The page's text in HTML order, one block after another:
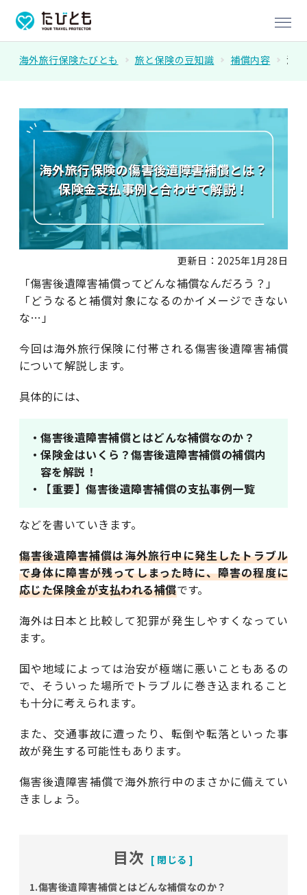
海外旅行保険たびとも 旅と保険の豆知識 補償内容 海
海外旅行保険の傷害後遺障害補償とは？
保険金支払事例と合わせて解説！
更新日：2025年1月28日
「傷害後遺障害補償ってどんな補償なんだろう？」
「どうなると補償対象になるのかイメージできない
な…」
今回は海外旅行保険に付帯される傷害後遺障害補償
について解説します。
具体的には、
・傷害後遺障害補償とはどんな補償なのか？
・保険金はいくら？傷害後遺障害補償の補償内
容を解説！
・【重要】傷害後遺障害補償の支払事例一覧
などを書いていきます。
傷害後遺障害補償は海外旅行中に発生したトラブル
で身体に障害が残ってしまった時に、障害の程度に
応じた保険金が支払われる補償です。
海外は日本と比較して犯罪が発生しやすくなってい
ます。
国や地域によっては治安が極端に悪いこともあるの
で、そういった場所でトラブルに巻き込まれること
も十分に考えられます。
また、交通事故に遭ったり、転倒や転落といった事
故が発生する可能性もあります。
傷害後遺障害補償で海外旅行中のまさかに備えてい
きましょう。
目次
1.傷害後遺障害補償とはどんな補償なのか？